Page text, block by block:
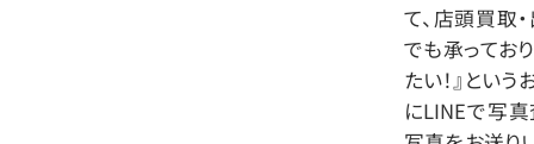
て、店頭買取
でも承ってお
たい！』とい
にLINEで写真